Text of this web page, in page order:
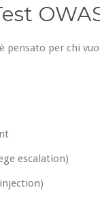
è pensato per chi
escalation)